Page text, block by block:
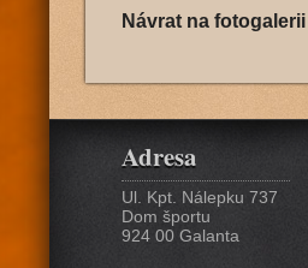
Návrat na fotogalerii
Adresa
Ul. Kpt. Nálepku 737
Dom športu
924 00 Galanta